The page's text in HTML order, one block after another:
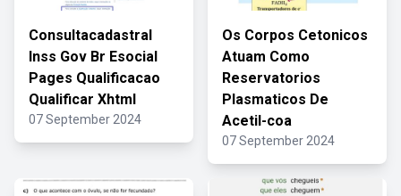
Consultacadastral
Inss Gov Br Esocial
Pages Qualificacao
Qualificar Xhtml
07 September 2024
Os Corpos Cetonicos
Atuam Como
Reservatorios
Plasmaticos De
Acetil-coa
07 September 2024